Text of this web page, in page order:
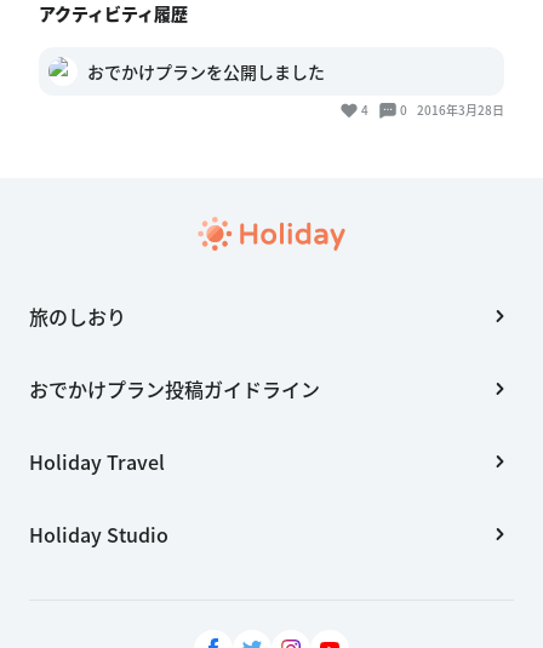
アクティビティ履歴
おでかけプランを公開しました
4 0 2016年3月28日
旅のしおり
おでかけプラン投稿ガイドライン
Holiday Travel
Holiday Studio